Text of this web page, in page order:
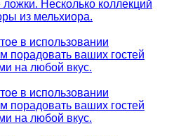
Несколько коллекций
из мельхиора.
в использовании
порадовать ваших гостей
на любой вкус.
в использовании
порадовать ваших гостей
на любой вкус.